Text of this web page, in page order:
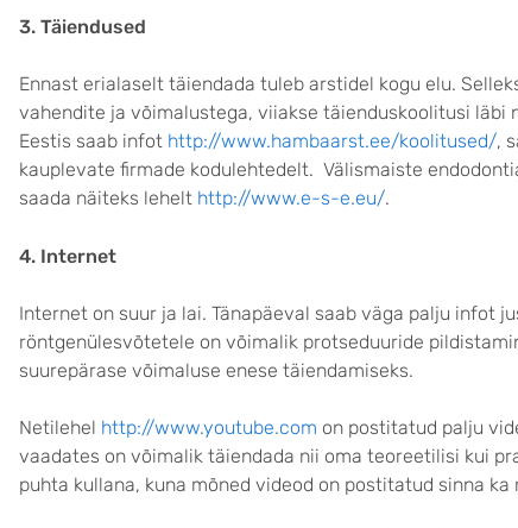
3. Täiendused
Ennast erialaselt täiendada tuleb arstidel kogu elu.
vahendite ja võimalustega, viiakse täienduskoolitusi läbi
Eestis saab infot http://www.hambaarst.ee/koolitused/,
kauplevate firmade kodulehtedelt. Välismaiste
saada näiteks lehelt http://www.e-s-e.eu/.
4. Internet
Internet on suur ja lai. Tänapäeval saab väga palju infot
röntgenülesvõtetele on võimalik protseduuride
suurepärase võimaluse enese täiendamiseks.
Netilehel http://www.youtube.com on postitatud palju
vaadates on võimalik täiendada nii oma teoreetilisi kui
puhta kullana, kuna mõned videod on postitatud sinna ka